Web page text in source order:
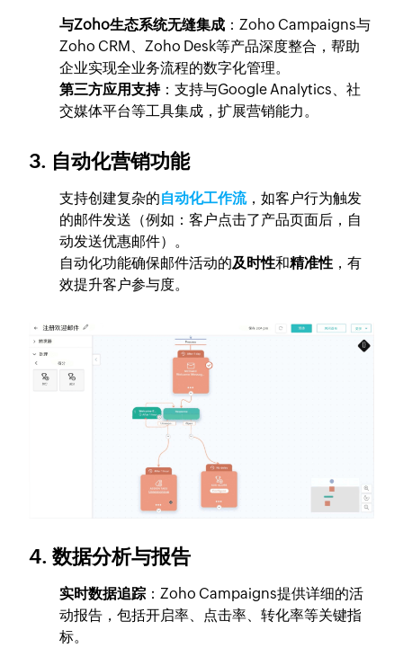
与Zoho生态系统无缝集成 ：Zoho Campaigns与
Zoho CRM、Zoho Desk等产品深度整合，帮助
企业实现全业务流程的数字化管理。
第三方应用支持：支持与Google Analytics、社
交媒体平台等工具集成，扩展营销能力。
3. 自动化营销功能
支持创建复杂的自动化工作流，如客户行为触发
的邮件发送（例如：客户点击了产品页面后，自
动发送优惠邮件）。
自动化功能确保邮件活动的及时性和精准性 ，有
效提升客户参与度。
4. 数据分析与报告
实时数据追踪 ：Zoho Campaigns提供详细的活
动报告，包括开启率、点击率、转化率等关键指
标。